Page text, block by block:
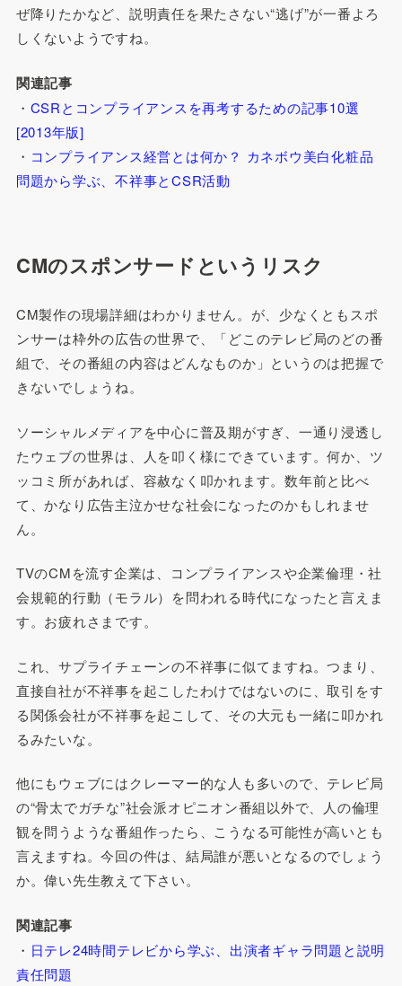
ぜ降りたかなど、説明責任を果たさない“逃げ”が一番よろ
しくないようですね。
関連記事
・ CSRとコンプライアンスを再考するための記事10選
[2013年版]
・ コンプライアンス経営とは何か？ カネボウ美白化粧品
問題から学ぶ、不祥事とCSR活動
CMのスポンサードというリスク
CM製作の現場詳細はわかりません。が、少なくともスポ
ンサーは枠外の広告の世界で、「どこのテレビ局のどの番
組で、その番組の内容はどんなものか」というのは把握で
きないでしょうね。
ソーシャルメディアを中心に普及期がすぎ、一通り浸透し
たウェブの世界は、人を叩く様にできています。何か、ツ
ッコミ所があれば、容赦なく叩かれます。数年前と比べ
て、かなり広告主泣かせな社会になったのかもしれませ
ん。
TVのCMを流す企業は、コンプライアンスや企業倫理・社
会規範的行動（モラル）を問われる時代になったと言えま
す。お疲れさまです。
これ、サプライチェーンの不祥事に似てますね。つまり、
直接自社が不祥事を起こしたわけではないのに、取引をす
る関係会社が不祥事を起こして、その大元も一緒に叩かれ
るみたいな。
他にもウェブにはクレーマー的な人も多いので、テレビ局
の“骨太でガチな”社会派オピニオン番組以外で、人の倫理
観を問うような番組作ったら、こうなる可能性が高いとも
言えますね。今回の件は、結局誰が悪いとなるのでしょう
か。偉い先生教えて下さい。
関連記事
・ 日テレ24時間テレビから学ぶ、出演者ギャラ問題と説明
責任問題